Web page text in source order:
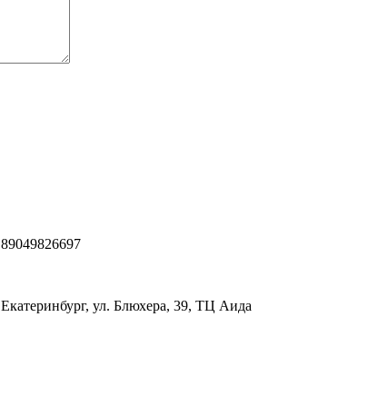
89049826697
Екатеринбург, ул. Блюхера, 39, ТЦ Аида